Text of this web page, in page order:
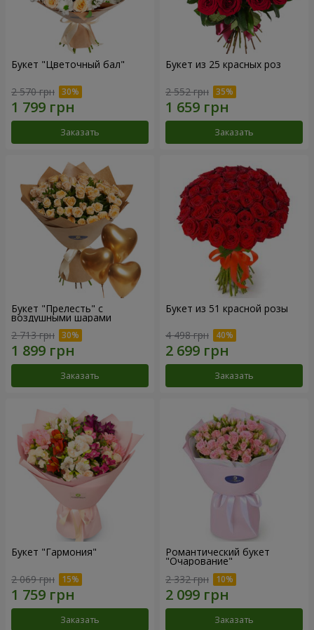
Букет "Цветочный бал"
2 570 грн
Заказать
Букет из 25 красных роз
2 552 грн
Заказать
Букет "Прелесть" с
воздушными шарами
2 713 грн
Заказать
Букет из 51 красной розы
4 498 грн
Заказать
Букет "Гармония"
2 069 грн
Заказать
Романтический букет
"Очарование"
2 332 грн
Заказать